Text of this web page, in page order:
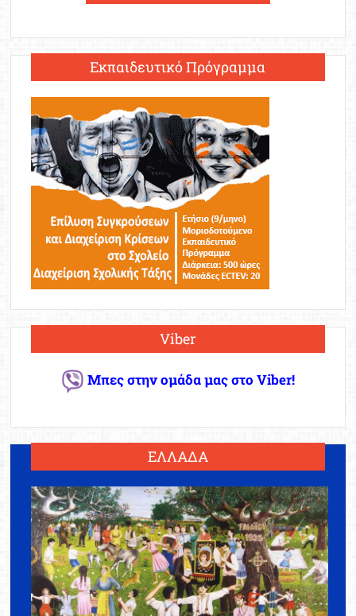
Εκπαιδευτικό Πρόγραμμα
Viber
Μπες στην ομάδα μας στο Viber!
ΕΛΛΑΔΑ